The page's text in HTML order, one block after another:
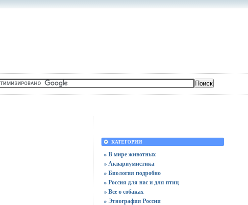
КАТЕГОРИИ
» В мире животных
» Аквариумистика
» Биология подробно
» Россия для нас и для птиц
» Все о собаках
» Этнография России